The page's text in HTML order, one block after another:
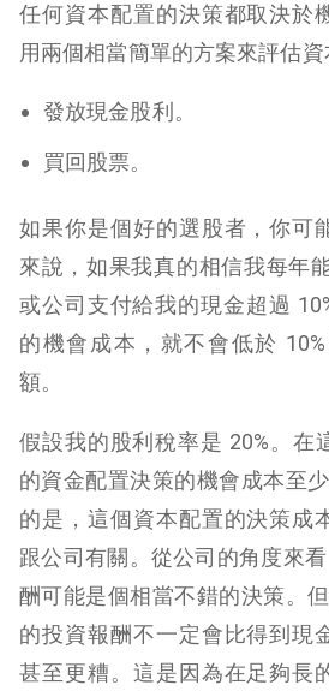
任何資本配置的決策都取決於
用兩個相當簡單的方案來評估資
發放現金股利。
買回股票。
如果你是個好的選股者，你可
來說，如果我真的相信我每年
或公司支付給我的現金超過
的機會成本，就不會低於
額。
假設我的股利稅率是 20%。在
的資金配置決策的機會成本至
的是，這個資本配置的決策成
跟公司有關。從公司的角度來
酬可能是個相當不錯的決策。
的投資報酬不一定會比得到現
甚至更糟。這是因為在足夠長